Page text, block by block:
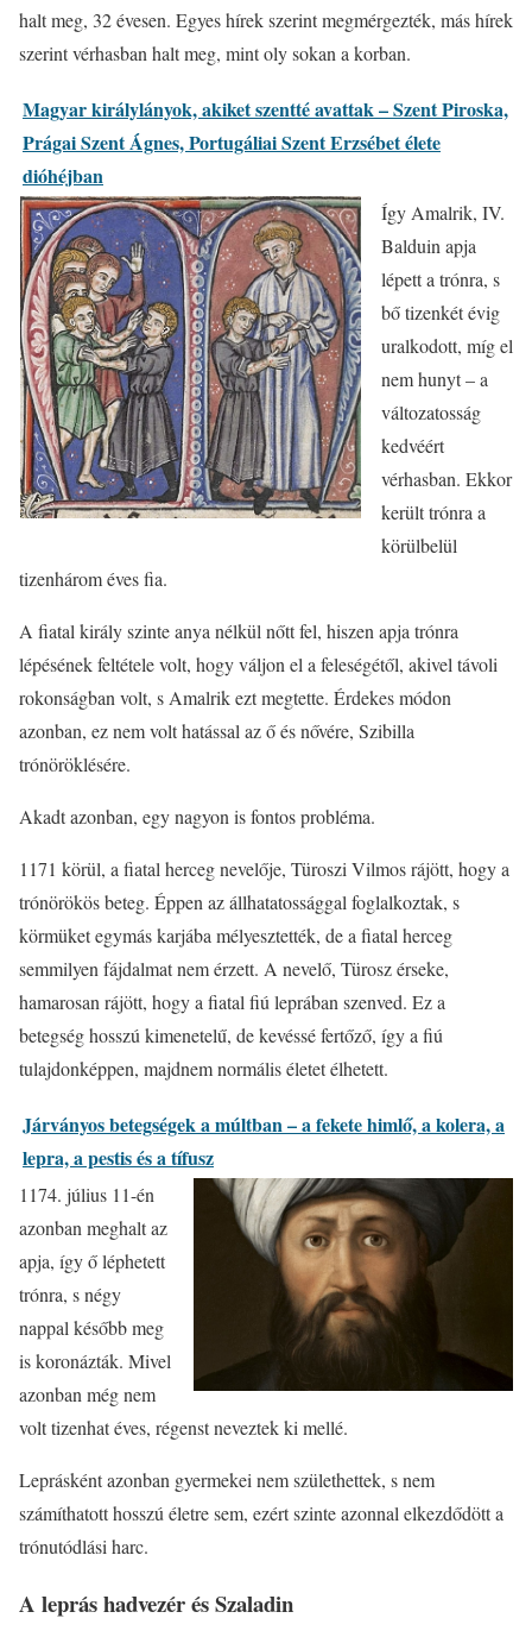
halt meg, 32 évesen. Egyes hírek szerint megmérgezték, más hírek
szerint vérhasban halt meg, mint oly sokan a korban.
Magyar királylányok, akiket szentté avattak – Szent Piroska,
Prágai Szent Ágnes, Portugáliai Szent Erzsébet élete
dióhéjban
Így Amalrik, IV.
Balduin apja
lépett a trónra, s
bő tizenkét évig
uralkodott, míg el
nem hunyt – a
változatosság
kedvéért
vérhasban. Ekkor
került trónra a
körülbelül
tizenhárom éves fia.
A fiatal király szinte anya nélkül nőtt fel, hiszen apja trónra
lépésének feltétele volt, hogy váljon el a feleségétől, akivel távoli
rokonságban volt, s Amalrik ezt megtette. Érdekes módon
azonban, ez nem volt hatással az ő és nővére, Szibilla
trónöröklésére.
Akadt azonban, egy nagyon is fontos probléma.
1171 körül, a fiatal herceg nevelője, Türoszi Vilmos rájött, hogy a
trónörökös beteg. Éppen az állhatatossággal foglalkoztak, s
körmüket egymás karjába mélyesztették, de a fiatal herceg
semmilyen fájdalmat nem érzett. A nevelő, Türosz érseke,
hamarosan rájött, hogy a fiatal fiú leprában szenved. Ez a
betegség hosszú kimenetelű, de kevéssé fertőző, így a fiú
tulajdonképpen, majdnem normális életet élhetett.
Járványos betegségek a múltban – a fekete himlő, a kolera, a
lepra, a pestis és a tífusz
1174. július 11-én
azonban meghalt az
apja, így ő léphetett
trónra, s négy
nappal később meg
is koronázták. Mivel
azonban még nem
volt tizenhat éves, régenst neveztek ki mellé.
Leprásként azonban gyermekei nem születhettek, s nem
számíthatott hosszú életre sem, ezért szinte azonnal elkezdődött a
trónutódlási harc.
A leprás hadvezér és Szaladin